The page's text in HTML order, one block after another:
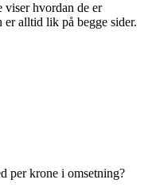
viser hvordan de er
alltid lik på begge sider.
per krone i omsetning?